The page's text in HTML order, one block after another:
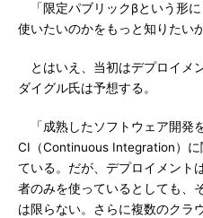
「限定パブリックβという形
使いたいのかをもっと知りたい
とはいえ、当初はデプロイメ
ダイグル氏は予想する。
「成熟したソフトウェア開発
CI（Continuous Integration）
ている。だが、デプロイメント
者のみを使っているとしても、
は限らない。さらに複数のクラ